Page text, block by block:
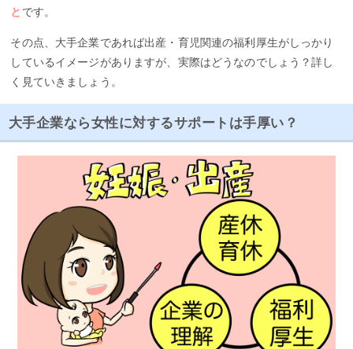
と です。
その点、大手企業であれば出産・育児関連の福利厚生がしっかり
しているイメージがありますが、実際はどうなのでしょう？詳し
く見ていきましょう。
大手企業なら女性に対するサポートは手厚い？